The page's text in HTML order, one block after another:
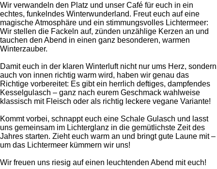
Wir verwandeln den Platz und unser Café für euch in ein
echtes, funkelndes Winterwunderland. Freut euch auf eine
magische Atmosphäre und ein stimmungsvolles Lichtermeer:
Wir stellen die Fackeln auf, zünden unzählige Kerzen an und
tauchen den Abend in einen ganz besonderen, warmen
Winterzauber.
Damit euch in der klaren Winterluft nicht nur ums Herz, sondern
auch von innen richtig warm wird, haben wir genau das
Richtige vorbereitet: Es gibt ein herrlich deftiges, dampfendes
Kesselgulasch – ganz nach eurem Geschmack wahlweise
klassisch mit Fleisch oder als richtig leckere vegane Variante!
Kommt vorbei, schnappt euch eine Schale Gulasch und lasst
uns gemeinsam im Lichterglanz in die gemütlichste Zeit des
Jahres starten. Zieht euch warm an und bringt gute Laune mit –
um das Lichtermeer kümmern wir uns!
Wir freuen uns riesig auf einen leuchtenden Abend mit euch!